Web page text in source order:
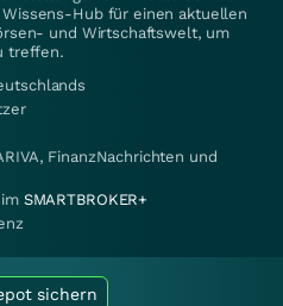
Hub für einen aktuellen
und Wirtschaftswelt, um
treffen.
FinanzNachrichten und
SMARTBROKER+
sichern